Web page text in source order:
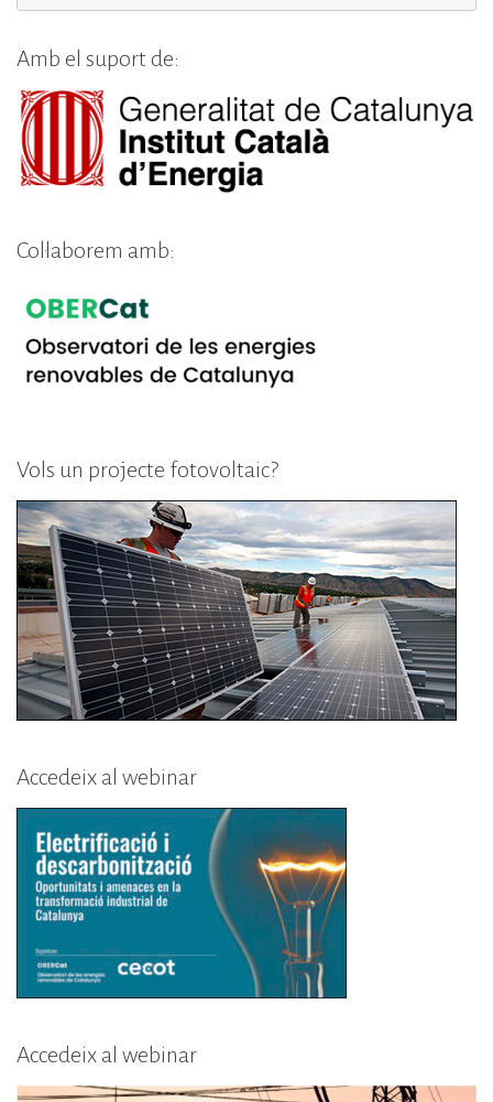
e
dI
n
Amb el suport de:
Col·laborem amb:
Vols un projecte fotovoltaic?
Accedeix al webinar
Accedeix al webinar